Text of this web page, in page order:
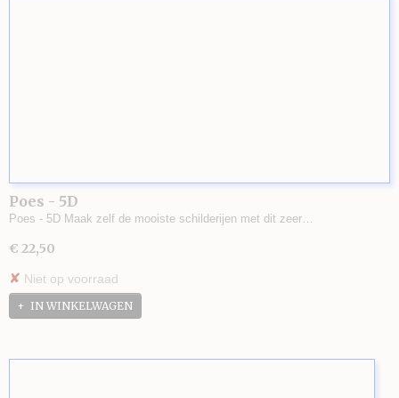
Poes - 5D
Poes - 5D Maak zelf de mooiste schilderijen met dit zeer…
€ 22,50
✘ Niet op voorraad
IN WINKELWAGEN